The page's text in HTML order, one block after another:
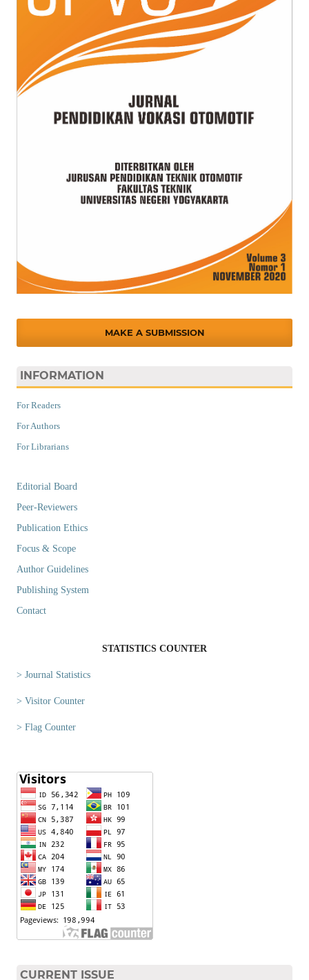
MAKE A SUBMISSION
INFORMATION
For Readers
For Authors
For Librarians
Editorial Board
Peer-Reviewers
Publication Ethics
Focus & Scope
Author Guidelines
Publishing System
Contact
STATISTICS COUNTER
> Journal Statistics
> Visitor Counter
> Flag Counter
CURRENT ISSUE